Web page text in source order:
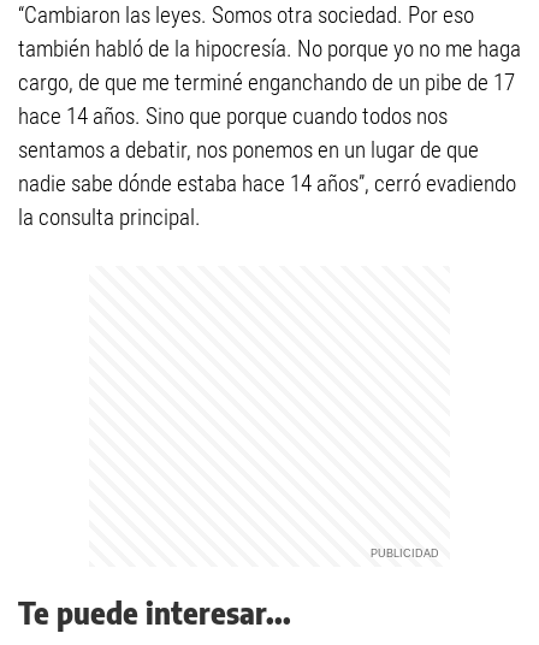
“Cambiaron las leyes. Somos otra sociedad. Por eso
también habló de la hipocresía. No porque yo no me haga
cargo, de que me terminé enganchando de un pibe de 17
hace 14 años. Sino que porque cuando todos nos
sentamos a debatir, nos ponemos en un lugar de que
nadie sabe dónde estaba hace 14 años”, cerró evadiendo
la consulta principal.
Te puede interesar...